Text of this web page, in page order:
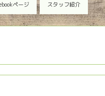
ページ スタッフ紹介